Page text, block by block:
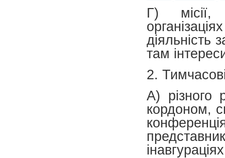
Г) місії,
діяльність
там
2.
А) різного
кордоном,